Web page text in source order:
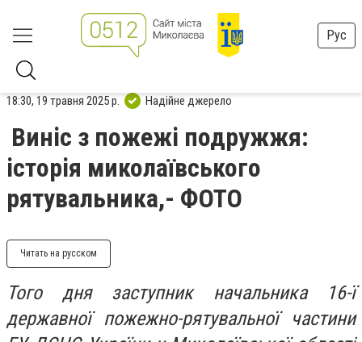
Рус
18:30, 19 травня 2025 р. Надійне джерело
Виніс з пожежі подружжя:
історія миколаївського
рятувальника,- ФОТО
Читать на русском
Того дня заступник начальника 16-ї
державної пожежно-рятувальної частини